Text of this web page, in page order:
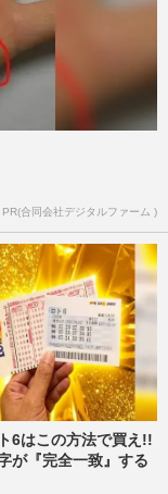
PR(合同会社デジタルファーム )
6はこの方法で買え!!
が『完全一致』する